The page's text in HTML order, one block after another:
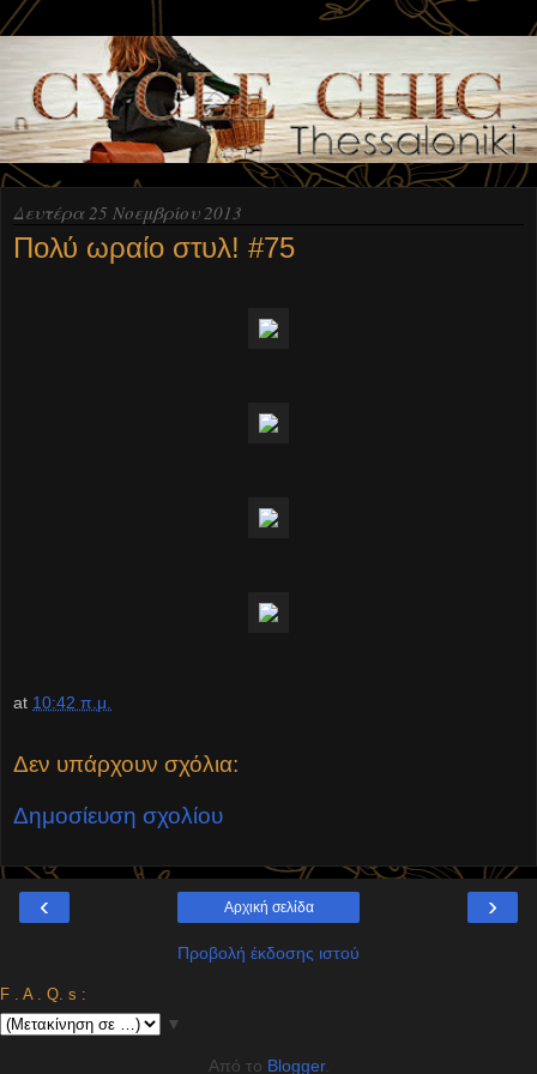
Δευτέρα 25 Νοεμβρίου 2013
Πολύ ωραίο στυλ! #75
at 10:42 π.μ.
Δεν υπάρχουν σχόλια:
Δημοσίευση σχολίου
‹ ›
Αρχική σελίδα
Προβολή έκδοσης ιστού
F . A . Q. s :
▼
Από το Blogger.